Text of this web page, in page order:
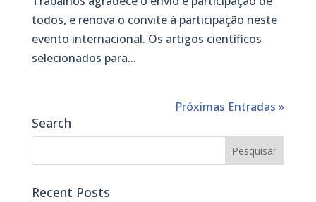
todos, e renova o convite à participação neste
evento internacional. Os artigos científicos
selecionados para...
Próximas Entradas »
Search
Recent Posts